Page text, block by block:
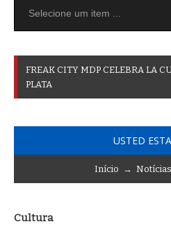
FREAK CITY MDP CELEBRA LA C
PLATA
USTED
Início → Notícias
Cultura